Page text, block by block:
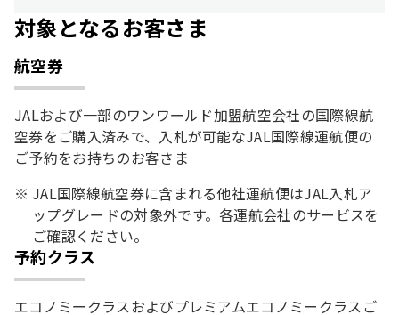
対象となるお客さま
航空券
JALおよび一部のワンワールド加盟航空会社の国際線航
空券をご購入済みで、入札が可能なJAL国際線運航便の
ご予約をお持ちのお客さま
JAL国際線航空券に含まれる他社運航便はJAL入札ア
ップグレードの対象外です。各運航会社のサービスを
ご確認ください。
予約クラス
エコノミークラスおよびプレミアムエコノミークラスご